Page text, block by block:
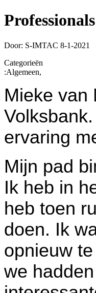
Door: S-IMTAC 8-1-2021
Categorieën
:Algemeen,
Mieke van
ervaring
Mijn pad
Ik heb in
heb toen
doen. Ik
opnieuw
we